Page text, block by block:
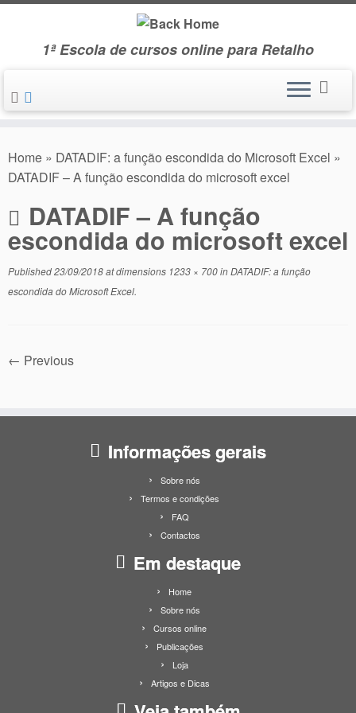
Skip
1ª Escola de cursos online para Retalho
Home » DATADIF: a função escondida do Microsoft Excel »
DATADIF – A função escondida do microsoft excel
DATADIF – A função
escondida do microsoft excel
Published23/09/2018at dimensions 1233 × 700inDATADIF: a função
escondida do Microsoft Excel.
← Previous
Informações gerais
Sobre nós
Termos e condições
FAQ
Contactos
Em destaque
Home
Sobre nós
Cursos online
Publicações
Loja
Artigos e Dicas